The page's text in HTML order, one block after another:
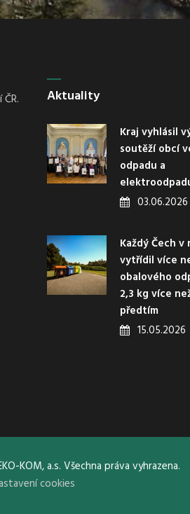
Aktuality
Kraj vyhlásil
soutěží obcí
odpadu a
03.06.2026
Každý Čech v
vytřídil více
obalového
2,3 kg více
předtím
15.05.2026
KOM, a.s. Všechna práva vyhrazena.
cookies